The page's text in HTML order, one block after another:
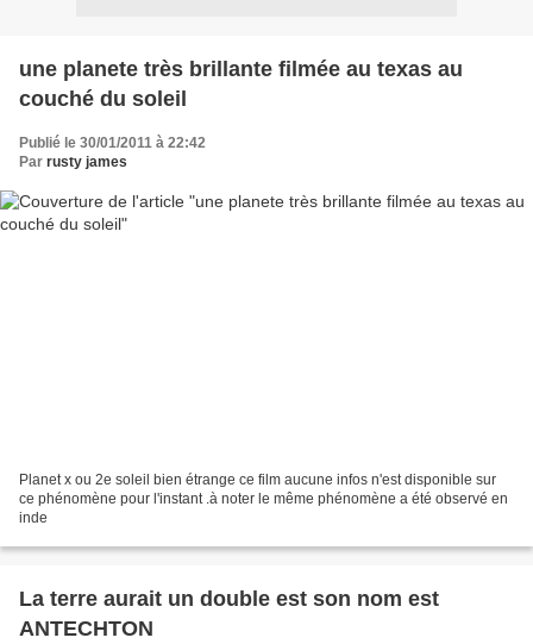
une planete très brillante filmée au texas au
couché du soleil
Publié le 30/01/2011 à 22:42
Par rusty james
Planet x ou 2e soleil bien étrange ce film aucune infos n'est disponible sur
ce phénomène pour l'instant .à noter le même phénomène a été observé en
inde
La terre aurait un double est son nom est
ANTECHTON